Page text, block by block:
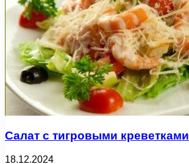
Салат с тигровыми креветками
18.12.2024